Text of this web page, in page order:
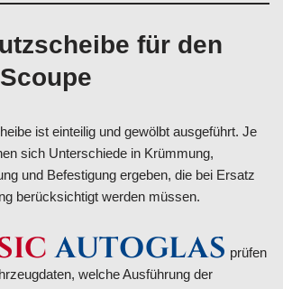
für den
ist einteilig und gewölbt ausgeführt. Je
sich Unterschiede in Krümmung,
und Befestigung ergeben, die bei Ersatz
berücksichtigt werden müssen.
AUTOGLAS prüfen
welche Ausführung der